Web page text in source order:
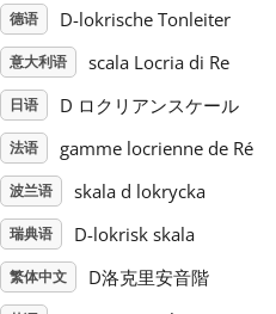
Türkçe
繁體中文
德语 D-lokrische Tonleiter
意大利语 scala Locria di Re
日语 D ロクリアンスケール
法语 gamme locrienne de Ré
波兰语 skala d lokrycka
瑞典语 D-lokrisk skala
繁体中文 D洛克里安音階